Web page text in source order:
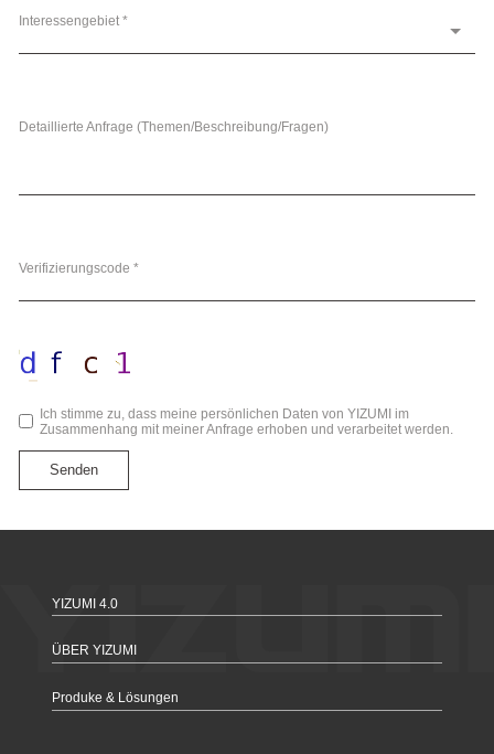
Interessengebiet *
Detaillierte Anfrage (Themen/Beschreibung/Fragen)
Verifizierungscode *
Ich stimme zu, dass meine persönlichen Daten von YIZUMI im
Zusammenhang mit meiner Anfrage erhoben und verarbeitet werden.
Senden
YIZUMI 4.0
ÜBER YIZUMI
Produke & Lösungen